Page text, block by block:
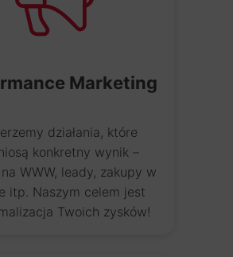
Internetowa
Marketing
działania, które
konkretny wynik –
WWW, leady, zakupy w
itp. Naszym celem jest
Twoich zysków!